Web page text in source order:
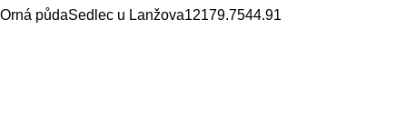
Orná půdaSedlec u Lanžova12179.7544.91